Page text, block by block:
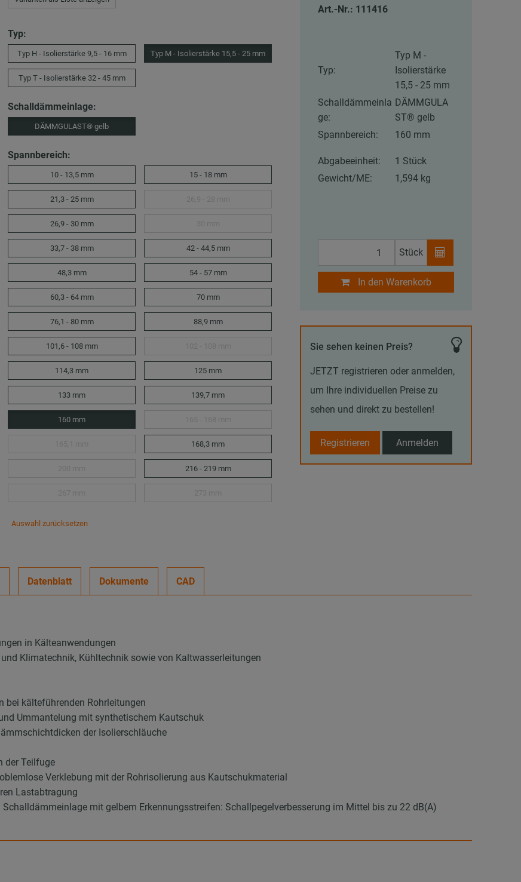
Typ:
Typ H - Isolierstärke 9,5 - 16 mm Typ M - Isolierstärke 15,5 - 25 mm
Typ T - Isolierstärke 32 - 45 mm
Schalldämmeinlage:
DÄMMGULAST® gelb
Spannbereich:
10 - 13,5 mm 15 - 18 mm
21,3 - 25 mm
26,9 - 30 mm
33,7 - 38 mm 42 - 44,5 mm
48,3 mm 54 - 57 mm
60,3 - 64 mm 70 mm
76,1 - 80 mm 88,9 mm
101,6 - 108 mm
114,3 mm 125 mm
133 mm 139,7 mm
160 mm
168,3 mm
216 - 219 mm
Auswahl zurücksetzen
Art.-Nr.: 111416
Typ:
Typ M -
Isolierstärke
15,5 - 25 mm
Schalldämmeinla
ge:
DÄMMGULA
ST® gelb
Spannbereich:
160 mm
Abgabeeinheit:
1 Stück
Gewicht/ME:
1,594 kg
Stück
In den Warenkorb
Sie sehen keinen Preis?
JETZT registrieren oder anmelden,
um Ihre individuellen Preise zu
sehen und direkt zu bestellen!
Registrieren Anmelden
Datenblatt Dokumente CAD
in Kälteanwendungen
Klimatechnik, Kühltechnik sowie von Kaltwasserleitungen
bei kälteführenden Rohrleitungen
Ummantelung mit synthetischem Kautschuk
der Isolierschläuche
der Teilfuge
Verklebung mit der Rohrisolierung aus Kautschukmaterial
Lastabtragung
mit gelbem Erkennungsstreifen: Schallpegelverbesserung im Mittel bis zu 22 dB(A)